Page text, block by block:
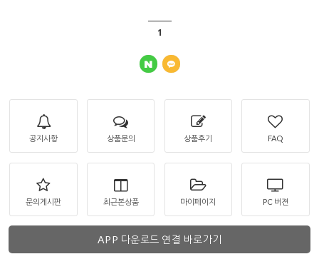
1
공지사항 상품문의 상품후기 FAQ
문의게시판 최근본상품 마이페이지 PC 버젼
APP 다운로드 연결 바로가기